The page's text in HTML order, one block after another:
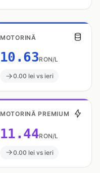
MOTORINĂ
10.63RON/L
0.00 lei vs ieri
MOTORINĂ PREMIUM
11.44RON/L
0.00 lei vs ieri